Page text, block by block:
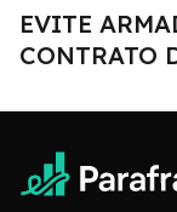
EVITE
CONTRATO